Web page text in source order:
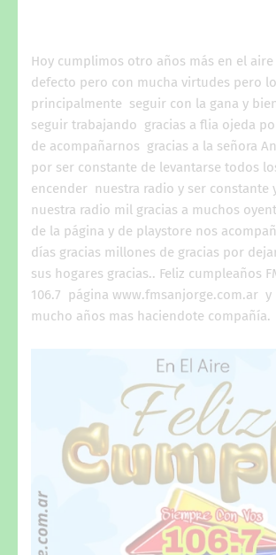
Hoy cumplimos otro años más en el
defecto pero con mucha virtudes pero lo
principalmente seguir con la gana y
seguir trabajando gracias a flia ojeda
de acompañarnos gracias a la señora
por ser constante de levantarse todos
encender nuestra radio y ser constante
nuestra radio mil gracias a muchos
de la página y de playstore nos
días gracias millones de gracias por
sus hogares gracias.. Feliz cumpleaños
106.7 página www.fmsanjorge.com.ar
mucho años mas haciendote compañía.